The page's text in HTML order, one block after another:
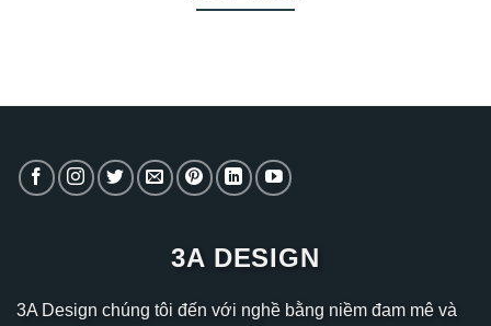
3A DESIGN
3A Design chúng tôi đến với nghề bằng niềm đam mê và